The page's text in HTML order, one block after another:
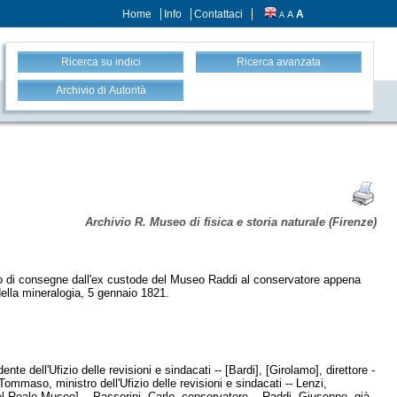
Home Info Contattaci A A A
Ricerca su indici Ricerca avanzata
Archivio di Autorità